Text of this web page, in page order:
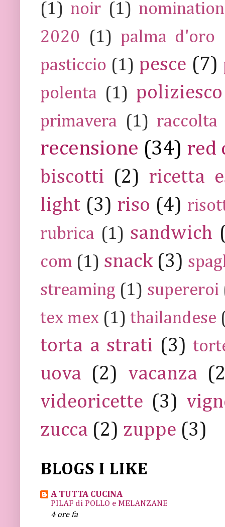
(1) noir (1)
2020
(1) palma d'oro
pasticcio (1) pesce (7)
polenta (1) poliziesco
primavera (1) raccolta
recensione (34) red
biscotti (2) ricetta
light (3) riso (4)
rubrica (1) sandwich
com (1) snack (3)
streaming (1) supereroi
tex mex (1) thailandese
torta a strati (3)
uova (2) vacanza
videoricette (3)
zucca (2) zuppe (3)
BLOGS I LIKE
A TUTTA CUCINA
PILAF di POLLO e MELANZANE
4 ore fa